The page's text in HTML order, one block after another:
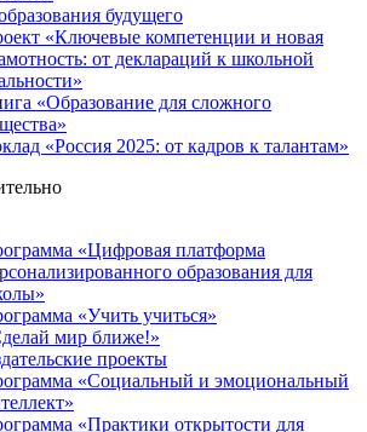
будущего
«Ключевые компетенции и новая
от деклараций к школьной
«Образование для сложного
«Россия 2025: от кадров к талантам»
«Цифровая платформа
образования для
«Учить учиться»
мир ближе!»
проекты
«Социальный и эмоциональный
«Практики открытости для